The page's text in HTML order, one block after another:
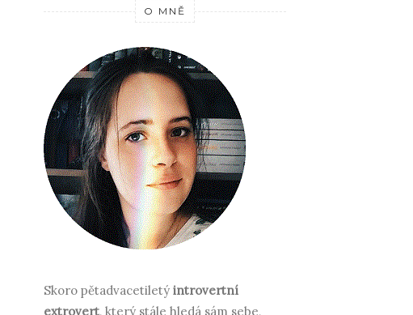
O MNĚ
Skoro pětadvacetiletý introvertní
extrovert, který stále hledá sám sebe,